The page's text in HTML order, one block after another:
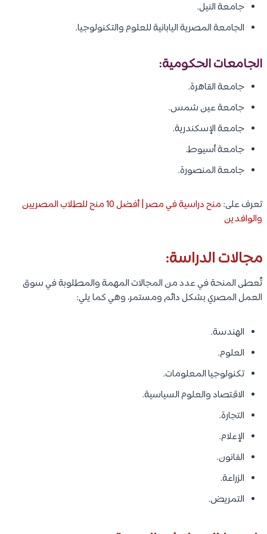
جامعة النيل.
الجامعة المصرية اليابانية للعلوم والتكنولوجيا.
الجامعات الحكومية:
جامعة القاهرة.
جامعة عين شمس.
جامعة الإسكندرية.
جامعة أسيوط.
جامعة المنصورة.
تعرف على:
منح دراسية في مصر | أفضل 10 منح للطلاب المصريين
والوافدين
مجالات الدراسة:
تُعطى المنحة في عدد من المجالات المهمة والمطلوبة في سوق
العمل المصري بشكل دائم ومستمر، وهي كما يلي:
الهندسة.
العلوم.
تكنولوجيا المعلومات.
الاقتصاد والعلوم السياسية.
التجارة.
الإعلام.
القانون.
الزراعة.
التمريض.